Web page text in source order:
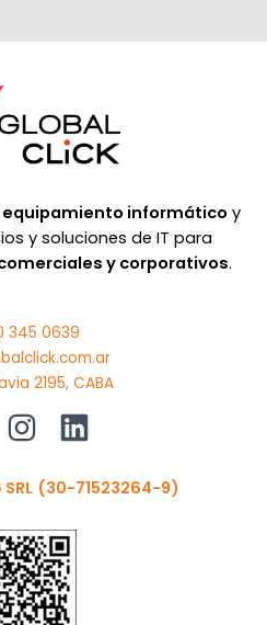
equipamiento informático y
y soluciones de IT para
y corporativos.
345 0639
2195, CABA
(30-71523264-9)